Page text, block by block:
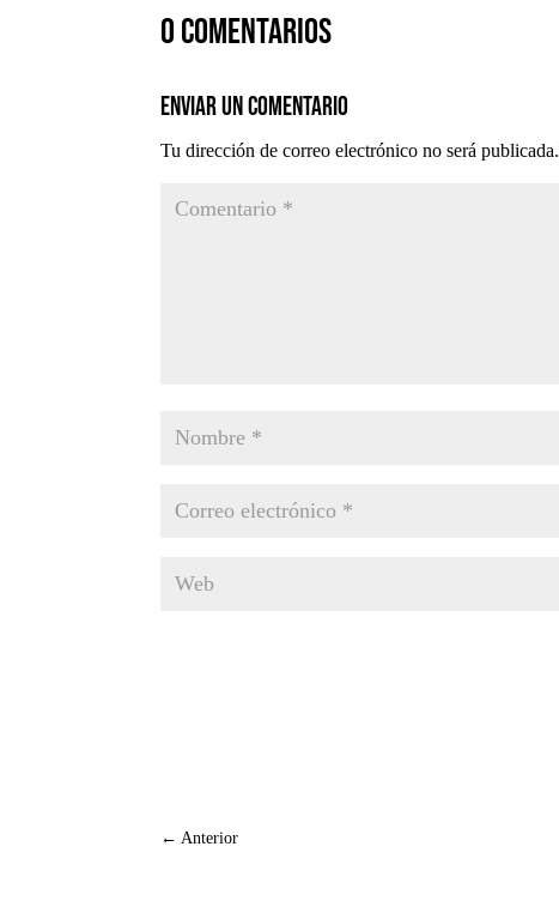
0 comentarios
Enviar un comentario
Tu dirección de correo electrónico no será publicada.
← Anterior